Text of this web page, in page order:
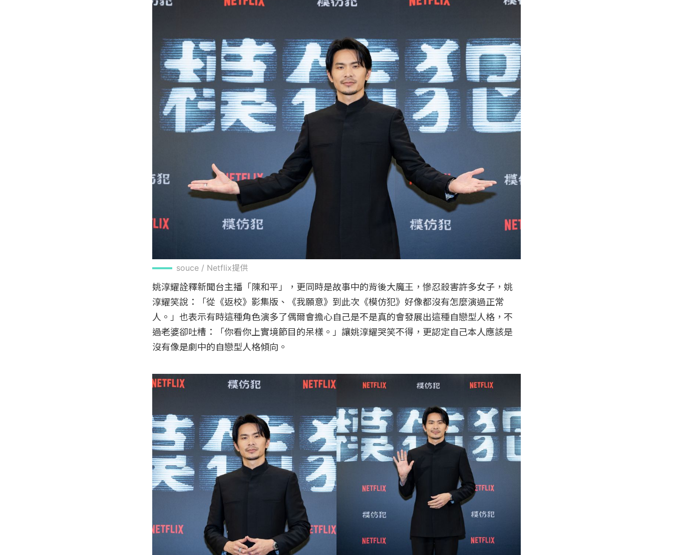
souce / Netflix提供
姚淳耀詮釋新聞台主播「陳和平」，更同時是故事中的背後大魔王，慘忍殺害許多女子，姚
淳耀笑說：「從《返校》影集版、《我願意》到此次《模仿犯》好像都沒有怎麼演過正常
人。」也表示有時這種角色演多了偶爾會擔心自己是不是真的會發展出這種自戀型人格，不
過老婆卻吐槽：「你看你上實境節目的呆樣。」讓姚淳耀哭笑不得，更認定自己本人應該是
沒有像是劇中的自戀型人格傾向。